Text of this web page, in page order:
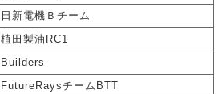
日新電機Ｂチーム
植田製油RC1
Builders
FutureRaysチームBTT